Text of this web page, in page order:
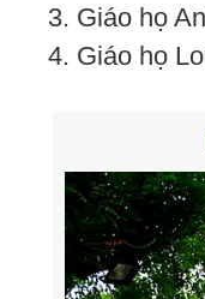
3. Giáo họ
4. Giáo họ